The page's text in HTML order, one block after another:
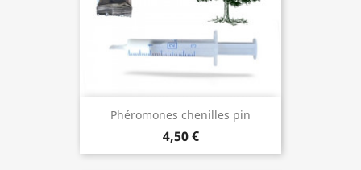
Phéromones chenilles pin
4,50 €